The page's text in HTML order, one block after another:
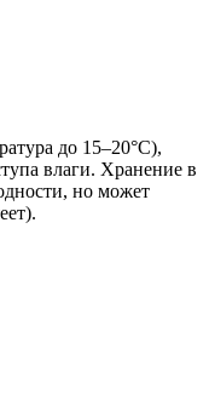
до 15–20°C),
влаги. Хранение в
но может